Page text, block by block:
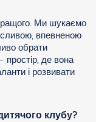
Ми шукаємо
впевненою
обрати
де вона
і розвивати
клубу?